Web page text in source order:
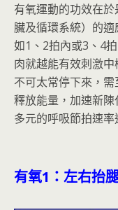
有氧運動的功效在
臟及循環系統）的
如1、2拍內或3、4
肉就越能有效刺激
不可太常停下來，
釋放能量，加速新
多元的呼吸節拍速率
有氧1：左右抬